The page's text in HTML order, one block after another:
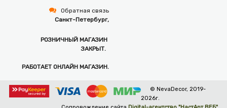
Обратная связь
Санкт-Петербург,
РОЗНИЧНЫЙ МАГАЗИН
ЗАКРЫТ.
РАБОТАЕТ ОНЛАЙН МАГАЗИН.
© NevaDecor, 2019-
2026г.